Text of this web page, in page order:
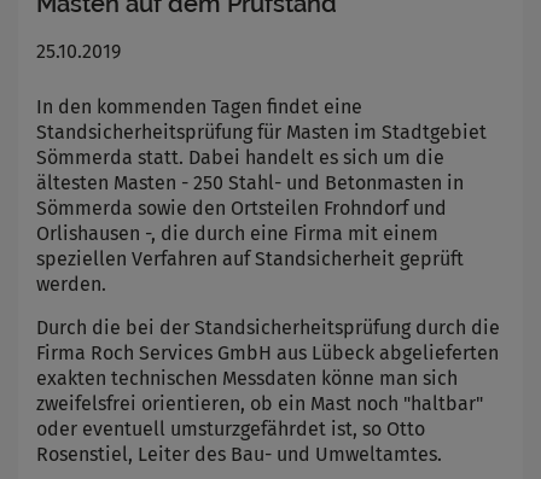
25.10.2019
In den kommenden Tagen findet eine
Standsicherheitsprüfung für Masten im Stadtgebiet
Sömmerda statt. Dabei handelt es sich um die
ältesten Masten - 250 Stahl- und Betonmasten in
Sömmerda sowie den Ortsteilen Frohndorf und
Orlishausen -, die durch eine Firma mit einem
speziellen Verfahren auf Standsicherheit geprüft
werden.
Durch die bei der Standsicherheitsprüfung durch die
Firma Roch Services GmbH aus Lübeck abgelieferten
exakten technischen Messdaten könne man sich
zweifelsfrei orientieren, ob ein Mast noch "haltbar"
oder eventuell umsturzgefährdet ist, so Otto
Rosenstiel, Leiter des Bau- und Umweltamtes.